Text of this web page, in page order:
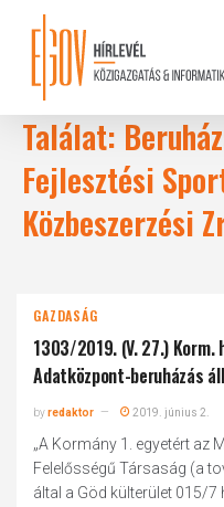
content
Találat:
Fejlesztési
Közbeszerzési
GAZDASÁG
1303/2019. (V. 27.)
Adatközpont-beruházás
byredaktor 2019. június 2.
„A Kormány 1. egyetért az
Felelősségű Társaság (a
által a Göd külterület 015/